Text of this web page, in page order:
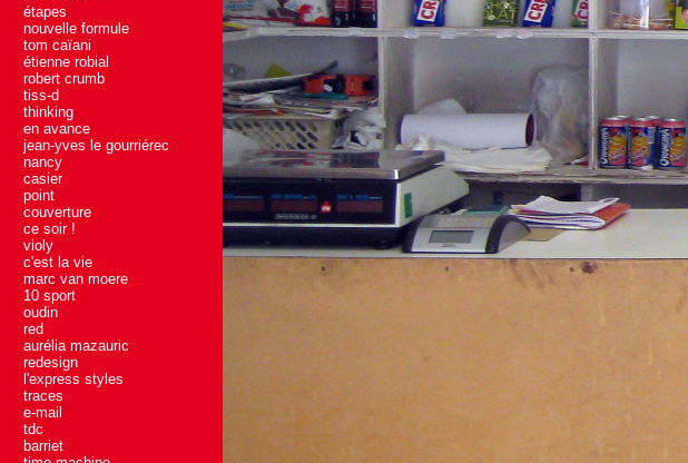
étapes
nouvelle formule
tom caïani
étienne robial
robert crumb
tiss-d
thinking
en avance
jean-yves le gourriérec
nancy
casier
point
couverture
ce soir !
violy
c'est la vie
marc van moere
10 sport
oudin
red
aurélia mazauric
redesign
l'express styles
traces
e-mail
tdc
barriet